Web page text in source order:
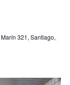
Marín 321, Santiago,